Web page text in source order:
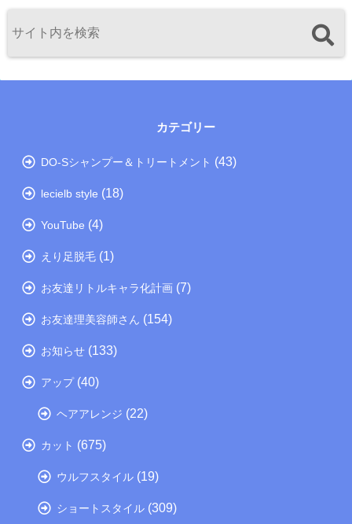
カテゴリー
DO-Sシャンプー＆トリートメント (43)
lecielb style (18)
YouTube (4)
えり足脱毛 (1)
お友達リトルキャラ化計画 (7)
お友達理美容師さん (154)
お知らせ (133)
アップ(40)
ヘアアレンジ (22)
カット (675)
ウルフスタイル (19)
ショートスタイル (309)